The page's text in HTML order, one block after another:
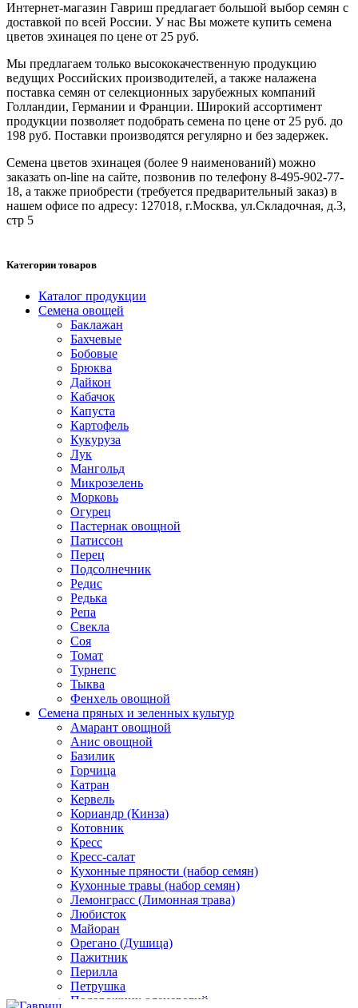
Интернет-магазин Гавриш предлагает большой выбор семян с
доставкой по всей России. У нас Вы можете купить семена
цветов эхинацея по цене от 25 руб.
Мы предлагаем только высококачественную продукцию
ведущих Российских производителей, а также налажена
поставка семян от селекционных зарубежных компаний
Голландии, Германии и Франции. Широкий ассортимент
продукции позволяет подобрать семена по цене от 25 руб. до
198 руб. Поставки производятся регулярно и без задержек.
Семена цветов эхинацея (более 9 наименований) можно
заказать on-line на сайте, позвонив по телефону 8-495-902-77-
18, а также приобрести (требуется предварительный заказ) в
нашем офисе по адресу: 127018, г.Москва, ул.Складочная, д.3,
стр 5
Категории товаров
Каталог продукции
Семена овощей
Баклажан
Бахчевые
Бобовые
Брюква
Дайкон
Кабачок
Капуста
Картофель
Кукуруза
Лук
Мангольд
Микрозелень
Морковь
Огурец
Пастернак овощной
Патиссон
Перец
Подсолнечник
Редис
Редька
Репа
Свекла
Соя
Томат
Турнепс
Тыква
Фенхель овощной
Семена пряных и зеленных культур
Амарант овощной
Анис овощной
Базилик
Горчица
Катран
Кервель
Кориандр (Кинза)
Котовник
Кресс
Кресс-салат
Кухонные пряности (набор семян)
Кухонные травы (набор семян)
Лемонграсс (Лимонная трава)
Любисток
Майоран
Орегано (Душица)
Пажитник
Перилла
Петрушка
Подорожник оленерогий